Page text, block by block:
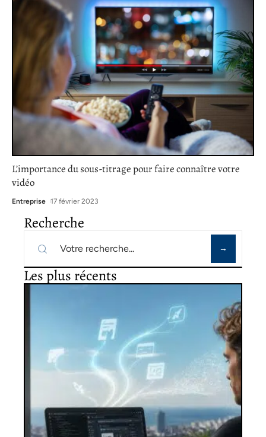
L’importance du sous-titrage pour faire connaître votre
vidéo
Entreprise 17 février 2023
Recherche
Les plus récents